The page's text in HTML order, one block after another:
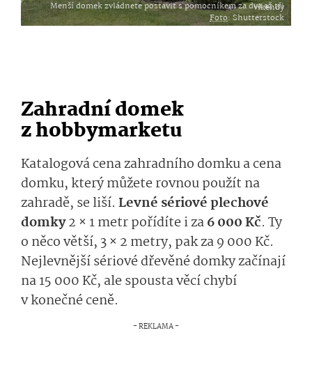
Menší domek zvládnete postavit s pomocníkem za dva až tři víkendy
Foto: Shutterstock
Zahradní domek
z hobbymarketu
Katalogová cena zahradního domku a cena
domku, který můžete rovnou použít na
zahradě, se liší. Levné sériové plechové
domky2 × 1 metr pořídíte i za6 000 Kč. Ty
o něco větší, 3 × 2 metry, pak za 9 000 Kč.
Nejlevnější sériové dřevěné domky začínají
na 15 000 Kč, ale spousta věcí chybí
v konečné ceně.